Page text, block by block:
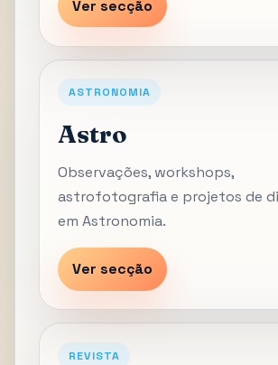
Ver secção
ASTRONOMIA
Astro
Observações, workshops,
astrofotografia e projetos de
em Astronomia.
Ver secção
REVISTA